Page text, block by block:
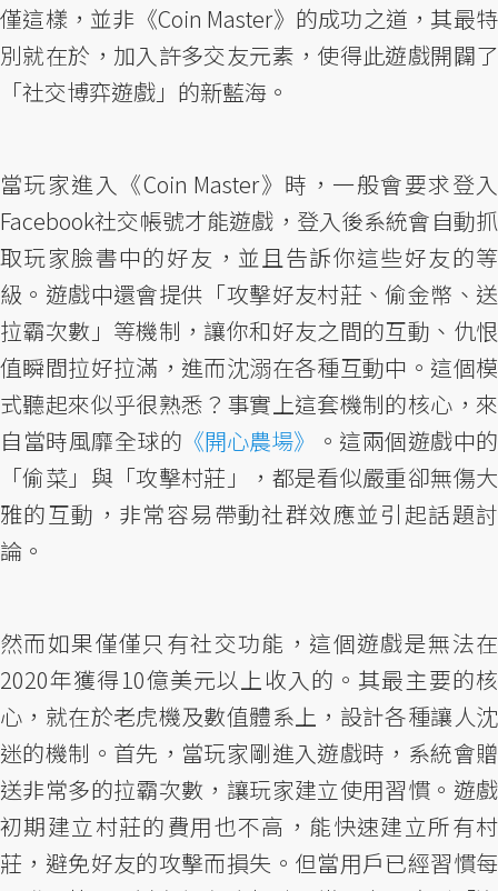
僅這樣，並非《Coin Master》的成功之道，其最特
別就在於，加入許多交友元素，使得此遊戲開闢了
「社交博弈遊戲」的新藍海。
當玩家進入《Coin Master》時，一般會要求登入
Facebook社交帳號才能遊戲，登入後系統會自動抓
取玩家臉書中的好友，並且告訴你這些好友的等
級。遊戲中還會提供「攻擊好友村莊、偷金幣、送
拉霸次數」等機制，讓你和好友之間的互動、仇恨
值瞬間拉好拉滿，進而沈溺在各種互動中。這個模
式聽起來似乎很熟悉？事實上這套機制的核心，來
自當時風靡全球的 《開心農場》
。這兩個遊戲中的
「偷菜」與「攻擊村莊」，都是看似嚴重卻無傷大
雅的互動，非常容易帶動社群效應並引起話題討
論。
然而如果僅僅只有社交功能，這個遊戲是無法在
2020年獲得10億美元以上收入的。其最主要的核
心，就在於老虎機及數值體系上，設計各種讓人沈
迷的機制。首先，當玩家剛進入遊戲時，系統會贈
送非常多的拉霸次數，讓玩家建立使用習慣。遊戲
初期建立村莊的費用也不高，能快速建立所有村
莊，避免好友的攻擊而損失。但當用戶已經習慣每